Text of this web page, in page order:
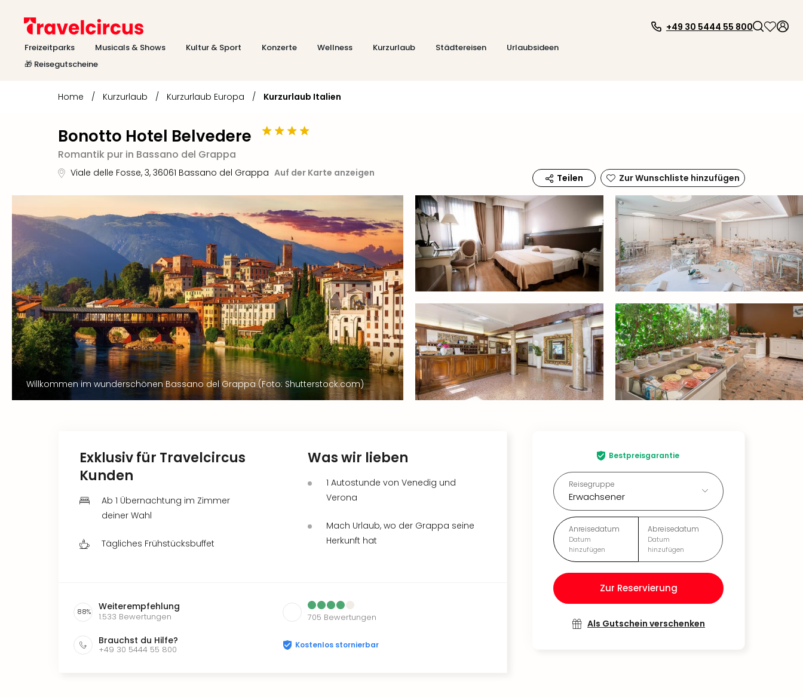
Freizeitparks Musicals & Shows Kultur & Sport Konzerte Wellness Kurzurlaub Städtereisen
Urlaubsideen
🎁 Reisegutscheine
+49 30 5444 55 800
Home / Kurzurlaub / Kurzurlaub Europa / Kurzurlaub Italien
Bonotto Hotel Belvedere
Romantik pur in Bassano del Grappa
Viale delle Fosse, 3, 36061 Bassano del Grappa Auf der Karte anzeigen Teilen Zur Wunschliste hinzufügen
Willkommen im wunderschönen Bassano del Grappa (Foto: Shutterstock.com)
Bestpreisgarantie
Reisegruppe
Erwachsener
Anreisedatum
Datum
hinzufügen
Abreisedatum
Datum
hinzufügen
Zur Reservierung
Als Gutschein verschenken
Exklusiv für Travelcircus
Kunden
Ab 1 Übernachtung im Zimmer
deiner Wahl
Tägliches Frühstücksbuffet
Was wir lieben
1 Autostunde von Venedig und
Verona
Mach Urlaub, wo der Grappa seine
Herkunft hat
88% Weiterempfehlung
1.533 Bewertungen 705 Bewertungen
Brauchst du Hilfe?
+49 30 5444 55 800 Kostenlos stornierbar